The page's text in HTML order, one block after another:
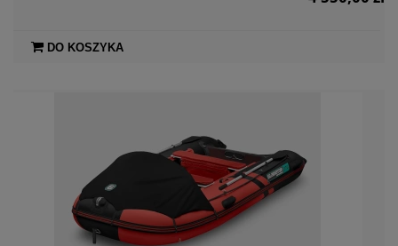
DO KOSZYKA